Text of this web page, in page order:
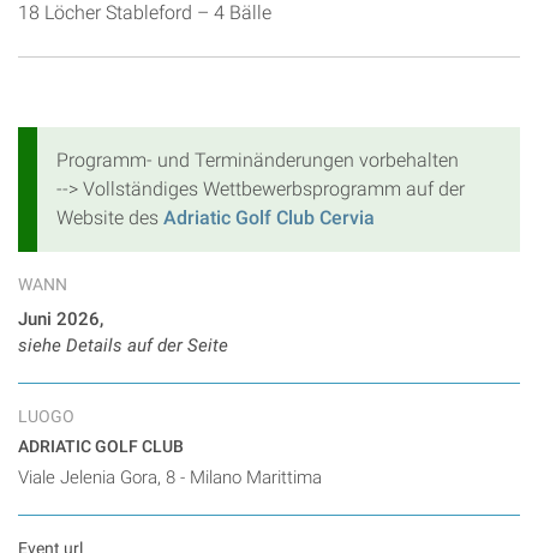
18 Löcher Stableford – 4 Bälle
Programm- und Terminänderungen vorbehalten
--> Vollständiges Wettbewerbsprogramm auf der
Website des Adriatic Golf Club Cervia
WANN
Juni 2026,
siehe Details auf der Seite
LUOGO
ADRIATIC GOLF CLUB
Viale Jelenia Gora, 8 - Milano Marittima
Event url